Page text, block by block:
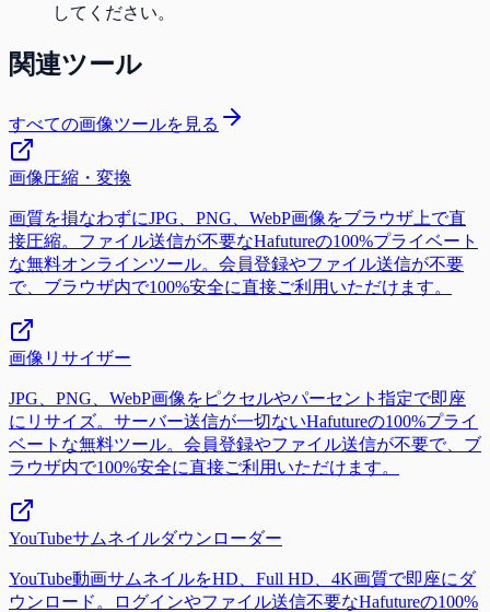
してください。
関連ツール
すべての画像ツールを見る
画像圧縮・変換
画質を損なわずにJPG、PNG、WebP画像をブラウザ上で直
接圧縮。ファイル送信が不要なHafutureの100%プライベート
な無料オンラインツール。会員登録やファイル送信が不要
で、ブラウザ内で100%安全に直接ご利用いただけます。
画像リサイザー
JPG、PNG、WebP画像をピクセルやパーセント指定で即座
にリサイズ。サーバー送信が一切ないHafutureの100%プライ
ベートな無料ツール。会員登録やファイル送信が不要で、ブ
ラウザ内で100%安全に直接ご利用いただけます。
YouTubeサムネイルダウンローダー
YouTube動画サムネイルをHD、Full HD、4K画質で即座にダ
ウンロード。ログインやファイル送信不要なHafutureの100%